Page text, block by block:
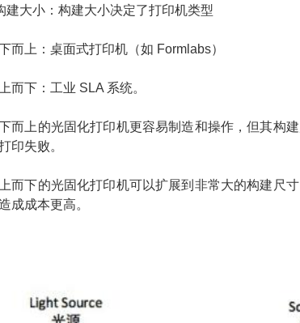
建大小：构建大小决定了打印机类型
而上：桌面式打印机（如 Formlabs）
而下：工业 SLA 系统。
而上的光固化打印机更容易制造和操作，但其构
印失败。
而下的光固化打印机可以扩展到非常大的构建尺
成成本更高。